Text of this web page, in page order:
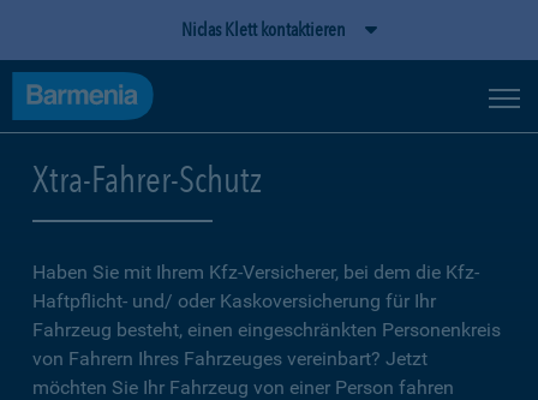
Niclas Klett kontaktieren
Xtra-Fahrer-Schutz
Haben Sie mit Ihrem Kfz-Versicherer, bei dem die Kfz-
Haftpflicht- und/ oder Kaskoversicherung für Ihr
Fahrzeug besteht, einen eingeschränkten Personenkreis
von Fahrern Ihres Fahrzeuges vereinbart? Jetzt
möchten Sie Ihr Fahrzeug von einer Person fahren